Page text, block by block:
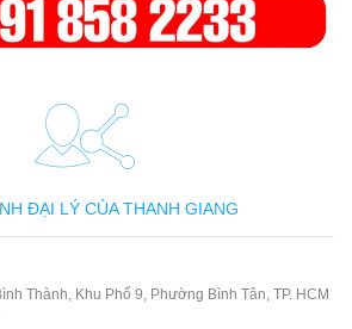
ĐẠI LÝ CỦA THANH GIANG
Thành, Khu Phố 9, Phường Bình Tân, TP. HCM